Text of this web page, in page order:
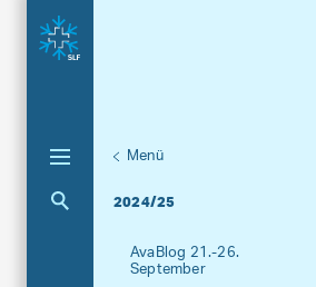
Menü
2024/25
Aktuelle
AvaBlog 21.-26.
September